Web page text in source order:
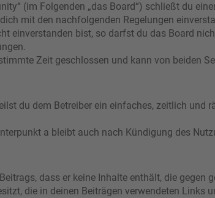
(im Folgenden „das Board“) schließt du
mit den nachfolgenden Regelungen
einverstanden bist, so darfst du das Board
Zeit geschlossen und kann von beiden
du dem Betreiber ein einfaches, zeitlich
a bleibt auch nach Kündigung des
dass er keine Inhalte enthält, die gegen
die in deinen Beiträgen verwendeten Links